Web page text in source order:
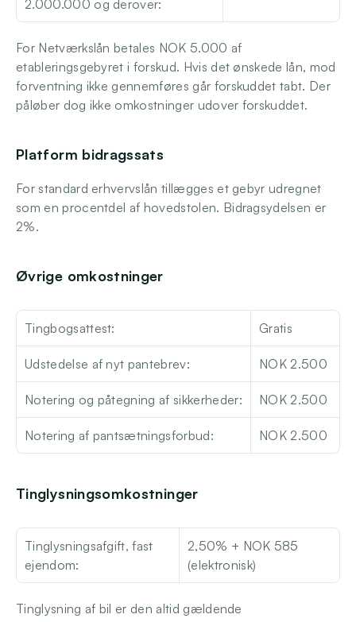
2.000.000 og derover:
For Netværkslån betales NOK 5.000 af
etableringsgebyret i forskud. Hvis det ønskede lån, mod
forventning ikke gennemføres går forskuddet tabt. Der
påløber dog ikke omkostninger udover forskuddet.
Platform bidragssats
For standard erhvervslån tillægges et gebyr udregnet
som en procentdel af hovedstolen. Bidragsydelsen er
2%.
Øvrige omkostninger
Tingbogsattest: Gratis
Udstedelse af nyt pantebrev: NOK 2.500
NOK 2.500
Notering af pantsætningsforbud: NOK 2.500
Tinglysningsomkostninger
Tinglysningsafgift, fast
ejendom:
2,50% + NOK 585
(elektronisk)
Tinglysning af bil er den altid gældende